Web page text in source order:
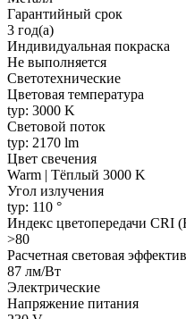
Гарантийный срок
3 год(а)
Индивидуальная покраска
Не выполняется
Светотехнические
Цветовая температура
typ: 3000 K
Световой поток
typ: 2170 lm
Цвет свечения
Warm | Тёплый 3000 K
Угол излучения
typ: 110 °
Индекс цветопередачи CRI
>80
Расчетная световая
87 лм/Вт
Электрические
Напряжение питания